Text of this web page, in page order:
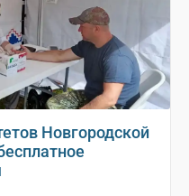
Новгородской